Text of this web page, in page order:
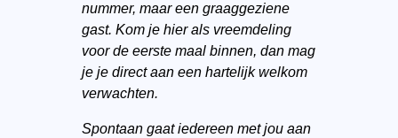
nummer, maar een graaggeziene
gast. Kom je hier als vreemdeling
voor de eerste maal binnen, dan mag
je je direct aan een hartelijk welkom
verwachten.
Spontaan gaat iedereen met jou aan